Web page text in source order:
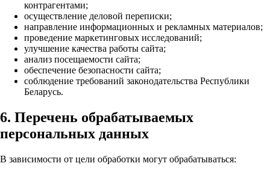
контрагентами;
осуществление деловой переписки;
направление информационных и рекламных материалов;
проведение маркетинговых исследований;
улучшение качества работы сайта;
анализ посещаемости сайта;
обеспечение безопасности сайта;
соблюдение требований законодательства Республики
Беларусь.
6. Перечень обрабатываемых
персональных данных
В зависимости от цели обработки могут обрабатываться: